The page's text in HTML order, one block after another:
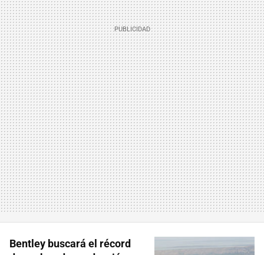
Bentley buscará el récord